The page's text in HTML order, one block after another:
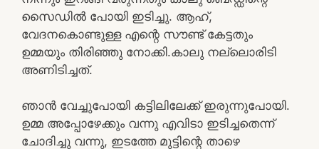
സൈഡിൽ പോയി ഇടിച്ചു. ആഹ്,
വേദനകൊണ്ടുള്ള എന്റെ സൗണ്ട് കേട്ടതും
ഉമ്മയും തിരിഞ്ഞു നോക്കി.കാലു നല്ലൊരിടി
അണിടിച്ചത്.
ഞാൻ വേച്ചുപോയി കട്ടിലിലേക്ക് ഇരുന്നുപോയി.
ഉമ്മ അപ്പോഴേക്കും വന്നു എവിടാ ഇടിച്ചതെന്ന്
ചോദിച്ചു വന്നു, ഇടത്തേ മുട്ടിന്റെ താഴെ